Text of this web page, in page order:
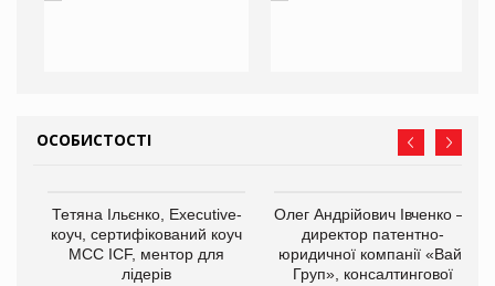
ОСОБИСТОСТІ
Тетяна Ільєнко, Executive-
коуч, сертифікований коуч
МСС ICF, ментор для
лідерів
Олег Андрійович Івченко —
директор патентно-
юридичної компанії «Вайз
Груп», консалтингової